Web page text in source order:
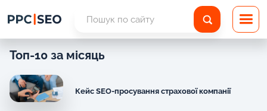
Топ-10 за місяць
Кейс SEO-просування страхової компанії